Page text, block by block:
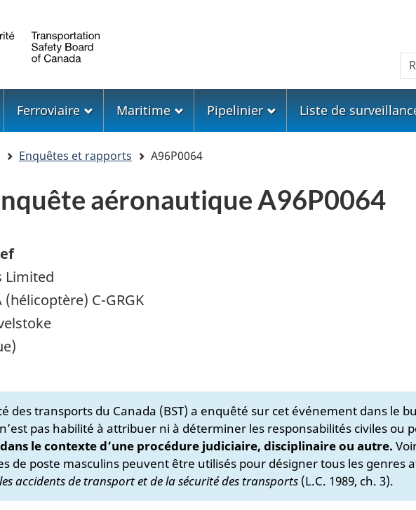
Ferroviaire Maritime Pipelinier Liste de
Enquêtes et rapports A96P0064
aéronautique A96P0064
Limited
C-GRGK
des transports du Canada (BST) a enquêté sur cet événement dans le
pas habilité à attribuer ni à déterminer les responsabilités civiles ou
le contexte d’une procédure judiciaire, disciplinaire ou autre.
de poste masculins peuvent être utilisés pour désigner tous les genres
accidents de transport et de la sécurité des transports (L.C. 1989, ch. 3).